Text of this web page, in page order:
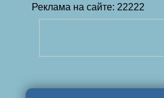
Реклама на сайте: 22222